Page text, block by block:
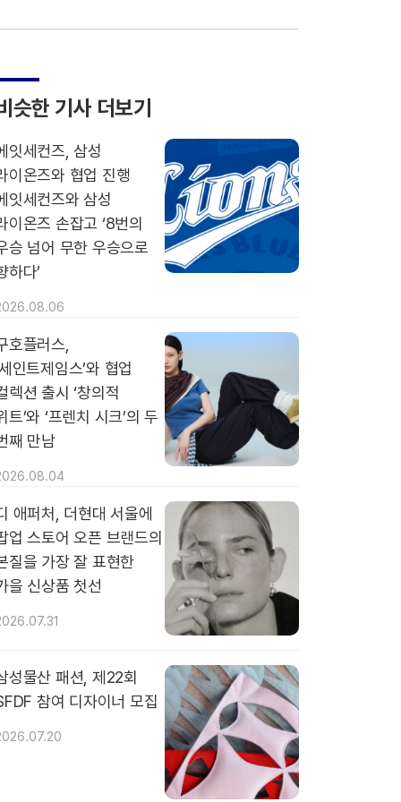
슷한 기사 더보기
잇세컨즈, 삼성
이온즈와 협업 진행
잇세컨즈와 삼성
이온즈 손잡고 ‘8번의
승 넘어 무한 우승으로
하다’
호플러스,
인트제임스’와 협업
렉션 출시 ‘창의적
트’와 ‘프렌치 시크’의 두
째 만남
애퍼처, 더현대 서울에
업 스토어 오픈 브랜드의
질을 가장 잘 표현한
을 신상품 첫선
성물산 패션, 제22회
참여 디자이너 모집